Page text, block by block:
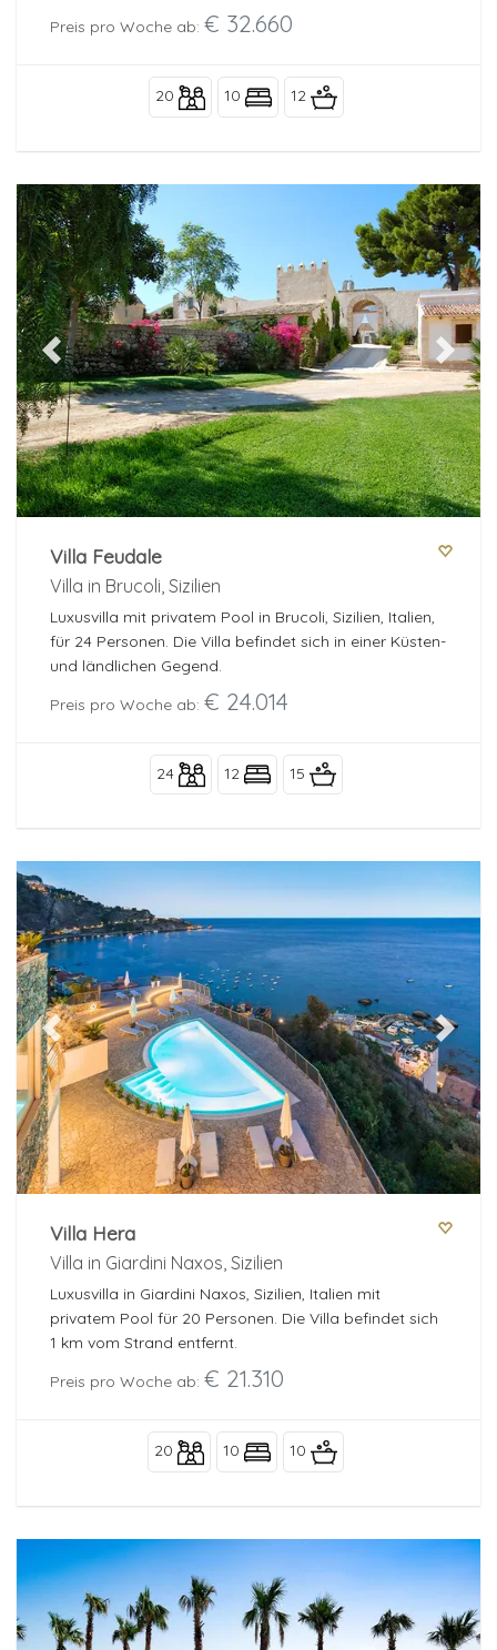
Hauptunterkunft und eine separate Einheit.
Preis pro Woche ab: € 32.660
20 10 12
Previous Next
Villa Feudale
Villa in Brucoli, Sizilien
Luxusvilla mit privatem Pool in Brucoli, Sizilien, Italien,
für 24 Personen. Die Villa befindet sich in einer Küsten-
und ländlichen Gegend.
Preis pro Woche ab: € 24.014
24 12 15
Previous Next
Villa Hera
Villa in Giardini Naxos, Sizilien
Luxusvilla in Giardini Naxos, Sizilien, Italien mit
privatem Pool für 20 Personen. Die Villa befindet sich
1 km vom Strand entfernt.
Preis pro Woche ab: € 21.310
20 10 10